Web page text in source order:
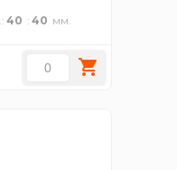
40 40